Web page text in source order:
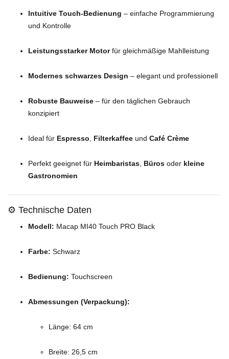
Intuitive Touch-Bedienung – einfache Programmierung
und Kontrolle
Leistungsstarker Motorfür gleichmäßige Mahlleistung
Modernes schwarzes Design – elegant und professionell
Robuste Bauweise – für den täglichen Gebrauch
konzipiert
Ideal für Espresso Filterkaffee und Café Crème
Perfekt geeignet für Heimbaristas Büros oder kleine
Gastronomien
⚙️ Technische Daten
Modell: Macap MI40 Touch PRO Black
Farbe: Schwarz
Bedienung: Touchscreen
Abmessungen (Verpackung):
Länge: 64 cm
Breite: 26,5 cm